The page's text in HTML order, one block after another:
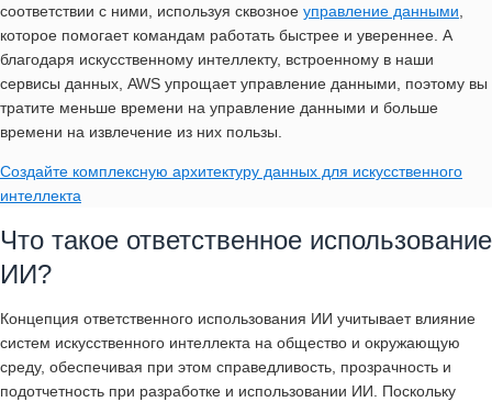
соответствии с ними, используя сквозное управление данными
которое помогает командам работать быстрее и увереннее. А
благодаря искусственному интеллекту, встроенному в наши
сервисы данных, AWS упрощает управление данными, поэтому вы
тратите меньше времени на управление данными и больше
времени на извлечение из них пользы.
Создайте комплексную архитектуру данных для искусственного
интеллекта
Что такое ответственное использование
ИИ?
Концепция ответственного использования ИИ учитывает влияние
систем искусственного интеллекта на общество и окружающую
среду, обеспечивая при этом справедливость, прозрачность и
подотчетность при разработке и использовании ИИ. Поскольку